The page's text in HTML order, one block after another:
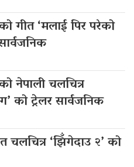
गीत ‘मलाई पिर परेको
नेपाली चलचित्र
को ट्रेलर सार्वजनिक
चलचित्र ‘झिँगेदाउ २’ को